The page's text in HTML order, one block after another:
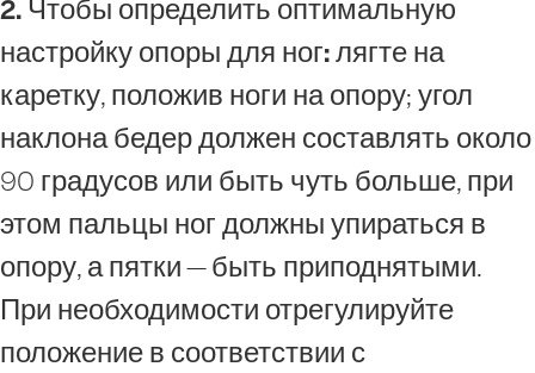
2. Чтобы определить оптимальную
настройку опоры для ног:лягте на
каретку, положив ноги на опору; угол
наклона бедер должен составлять около
90 градусов или быть чуть больше, при
этом пальцы ног должны упираться в
опору, а пятки — быть приподнятыми.
При необходимости отрегулируйте
положение в соответствии с